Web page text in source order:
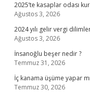
2025’te kasaplar odası
Ağustos 3, 2026
2024 yılı gelir vergi
Ağustos 3, 2026
İnsanoğlu beşer nedir ?
Temmuz 31, 2026
İç kanama üşüme yapar
Temmuz 30, 2026